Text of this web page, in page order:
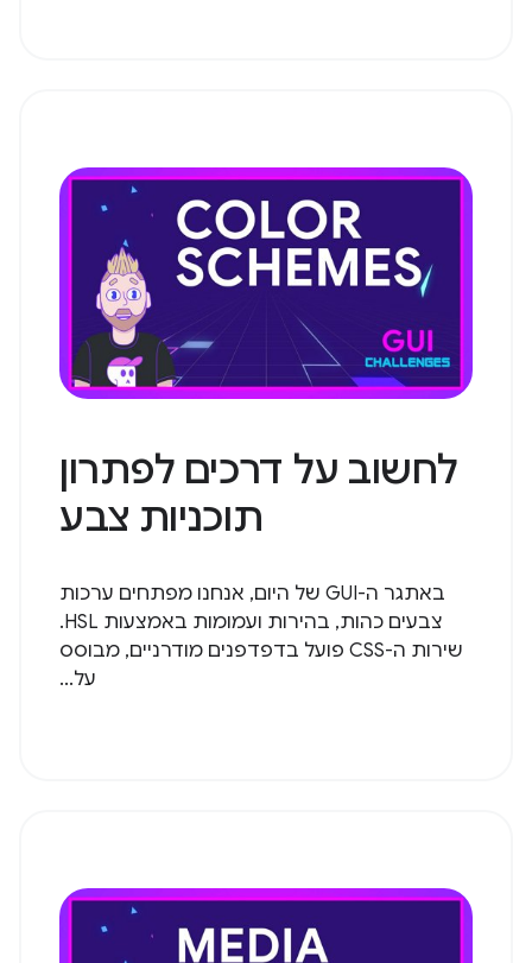
לחשוב על דרכים לפתרון
תוכניות צבע
באתגר ה-GUI של היום, אנחנו מפתחים ערכות
צבעים כהות, בהירות ועמומות באמצעות HSL.
שירות ה-CSS פועל בדפדפנים מודרניים, מבוסס
על...